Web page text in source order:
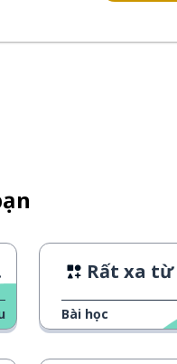
Rất xa
Bài học